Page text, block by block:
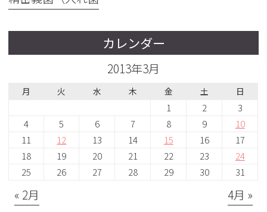
カレンダー
2013年3月
月 火 水 木 金 土 日
1 2
3
4
5 6 7 8 9
10
11
12 13 14 15 16
17
18
19 20 21 22 23
24
25
26 27 28 29 30 31
« 2月 4月 »